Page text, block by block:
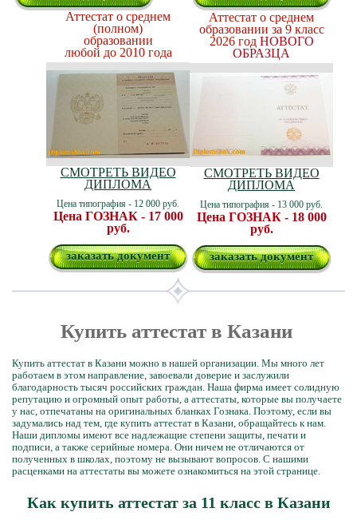
Аттестат о среднем
(полном)
образовании
любой до 2010 года
СМОТРЕТЬ ВИДЕО
ДИПЛОМА
Цена типография - 12 000 руб.
Цена ГОЗНАК - 17 000
руб.
заказать документ
Аттестат о среднем
образовании за 9 класс
2026 год НОВОГО
ОБРАЗЦА
СМОТРЕТЬ ВИДЕО
ДИПЛОМА
Цена типография - 13 000 руб.
Цена ГОЗНАК - 18 000
руб.
заказать документ
Купить аттестат в Казани
Купить аттестат в Казани можно в нашей организации. Мы много лет
работаем в этом направление, завоевали доверие и заслужили
благодарность тысяч российских граждан. Наша фирма имеет солидную
репутацию и огромный опыт работы, а аттестаты, которые вы получаете
у нас, отпечатаны на оригинальных бланках Гознака. Поэтому, если вы
задумались над тем, где купить аттестат в Казани, обращайтесь к нам.
Наши дипломы имеют все надлежащие степени защиты, печати и
подписи, а также серийные номера. Они ничем не отличаются от
полученных в школах, поэтому не вызывают вопросов. С нашими
расценками на аттестаты вы можете ознакомиться на этой странице.
Как купить аттестат за 11 класс в Казани